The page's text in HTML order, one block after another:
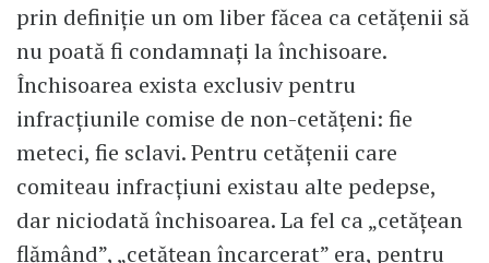
prin definiție un om liber făcea ca cetățenii să
nu poată fi condamnați la închisoare.
Închisoarea exista exclusiv pentru
infracțiunile comise de non-cetățeni: fie
meteci, fie sclavi. Pentru cetățenii care
comiteau infracțiuni existau alte pedepse,
dar niciodată închisoarea. La fel ca „cetățean
flămând”, „cetățean încarcerat” era, pentru